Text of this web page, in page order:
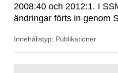
2008:40 och 2012:1. I
ändringar förts in genom
Innehållstyp: Publikationer